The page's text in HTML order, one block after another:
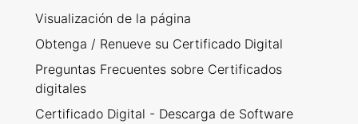
Visualización de la página
Obtenga / Renueve su Certificado Digital
Preguntas Frecuentes sobre Certificados
digitales
Certificado Digital - Descarga de Software